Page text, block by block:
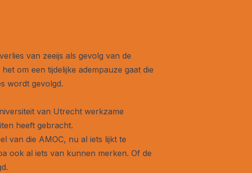
van zeeijs als gevolg van de
om een tijdelijke adempauze gaat die
wordt gevolgd.
van Utrecht werkzame
heeft gebracht.
van die AMOC, nu al iets lijkt te
ook al iets van kunnen merken. Of de